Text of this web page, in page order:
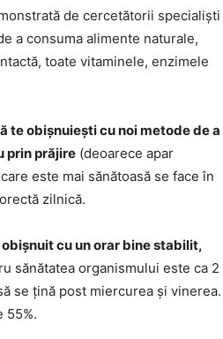
de cercetătorii specialiști
a consuma alimente naturale,
toate vitaminele, enzimele
te obișnuiești cu noi metode de a
prin prăjire (deoarece apar
este mai sănătoasă se face în
zilnică.
cu un orar bine stabilit,
sănătatea organismului este ca 2
se țină post miercurea și vinerea.
55%.